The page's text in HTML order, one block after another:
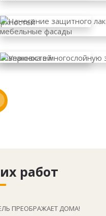
работ
ПРЕОБРАЖАЕТ ДОМА!